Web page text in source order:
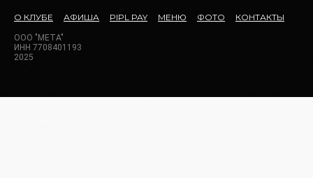
О КЛУБЕ АФИША PIPL PAY МЕНЮ ФОТО КОНТАКТЫ
ООО "МЕТА"
ИНН 7708401193
2025